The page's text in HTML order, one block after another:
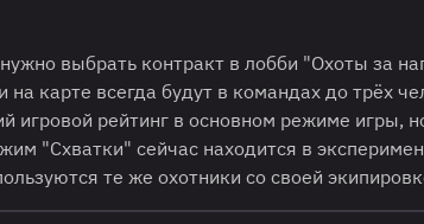
выбрать контракт в лобби "Охоты за
на карте всегда будут в командах до трёх
игровой рейтинг в основном режиме игры,
"Схватки" сейчас находится в
те же охотники со своей